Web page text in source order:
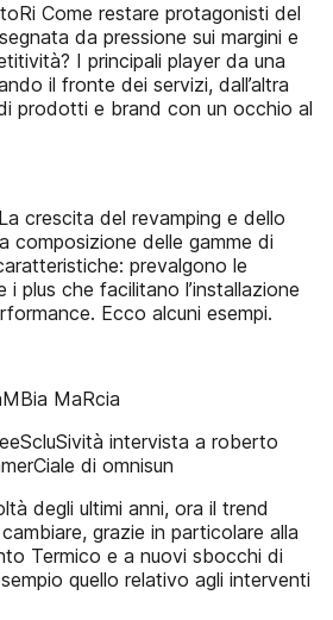
Come restare protagonisti del
da pressione sui margini e
I principali player da una
il fronte dei servizi, dall’altra
prodotti e brand con un occhio al
crescita del revamping e dello
composizione delle gamme di
prevalgono le
i plus che facilitano l’installazione
Ecco alcuni esempi.
MaRcia
intervista a roberto
di omnisun
degli ultimi anni, ora il trend
grazie in particolare alla
Termico e a nuovi sbocchi di
quello relativo agli interventi